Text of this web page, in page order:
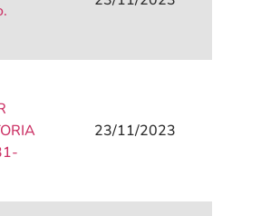
23/11/2023